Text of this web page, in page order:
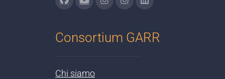
Consortium GARR
Chi siamo